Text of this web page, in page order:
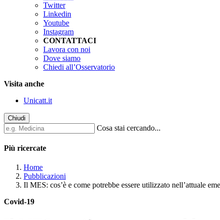
Twitter
Linkedin
Youtube
Instagram
CONTATTACI
Lavora con noi
Dove siamo
Chiedi all’Osservatorio
Visita anche
Unicatt.it
Chiudi
Cosa stai cercando...
Più ricercate
Home
Pubblicazioni
Il MES: cos’è e come potrebbe essere utilizzato nell’attuale
Covid-19